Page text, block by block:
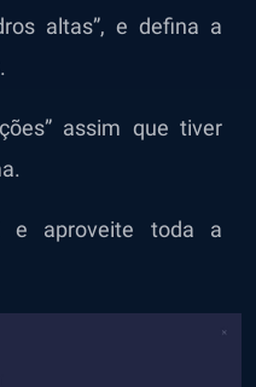
altas”, e defina a
assim que tiver
e aproveite toda a